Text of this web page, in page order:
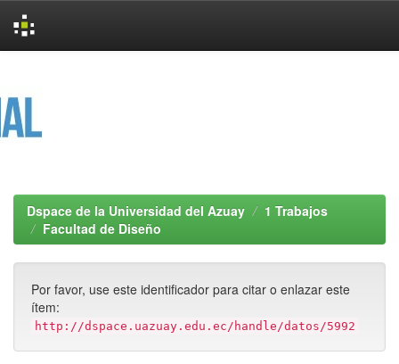
Dspace de la Universidad del Azuay
1 Trabajos
Facultad de Diseño
Por favor, use este identificador para citar o enlazar este
ítem:
http://dspace.uazuay.edu.ec/handle/datos/5992